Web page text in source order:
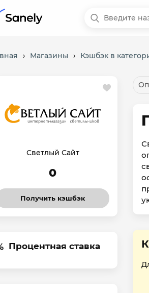
› Магазины › Кэшбэк в
Светлый Сайт
0
Получить кэшбэк
Процентная ставка